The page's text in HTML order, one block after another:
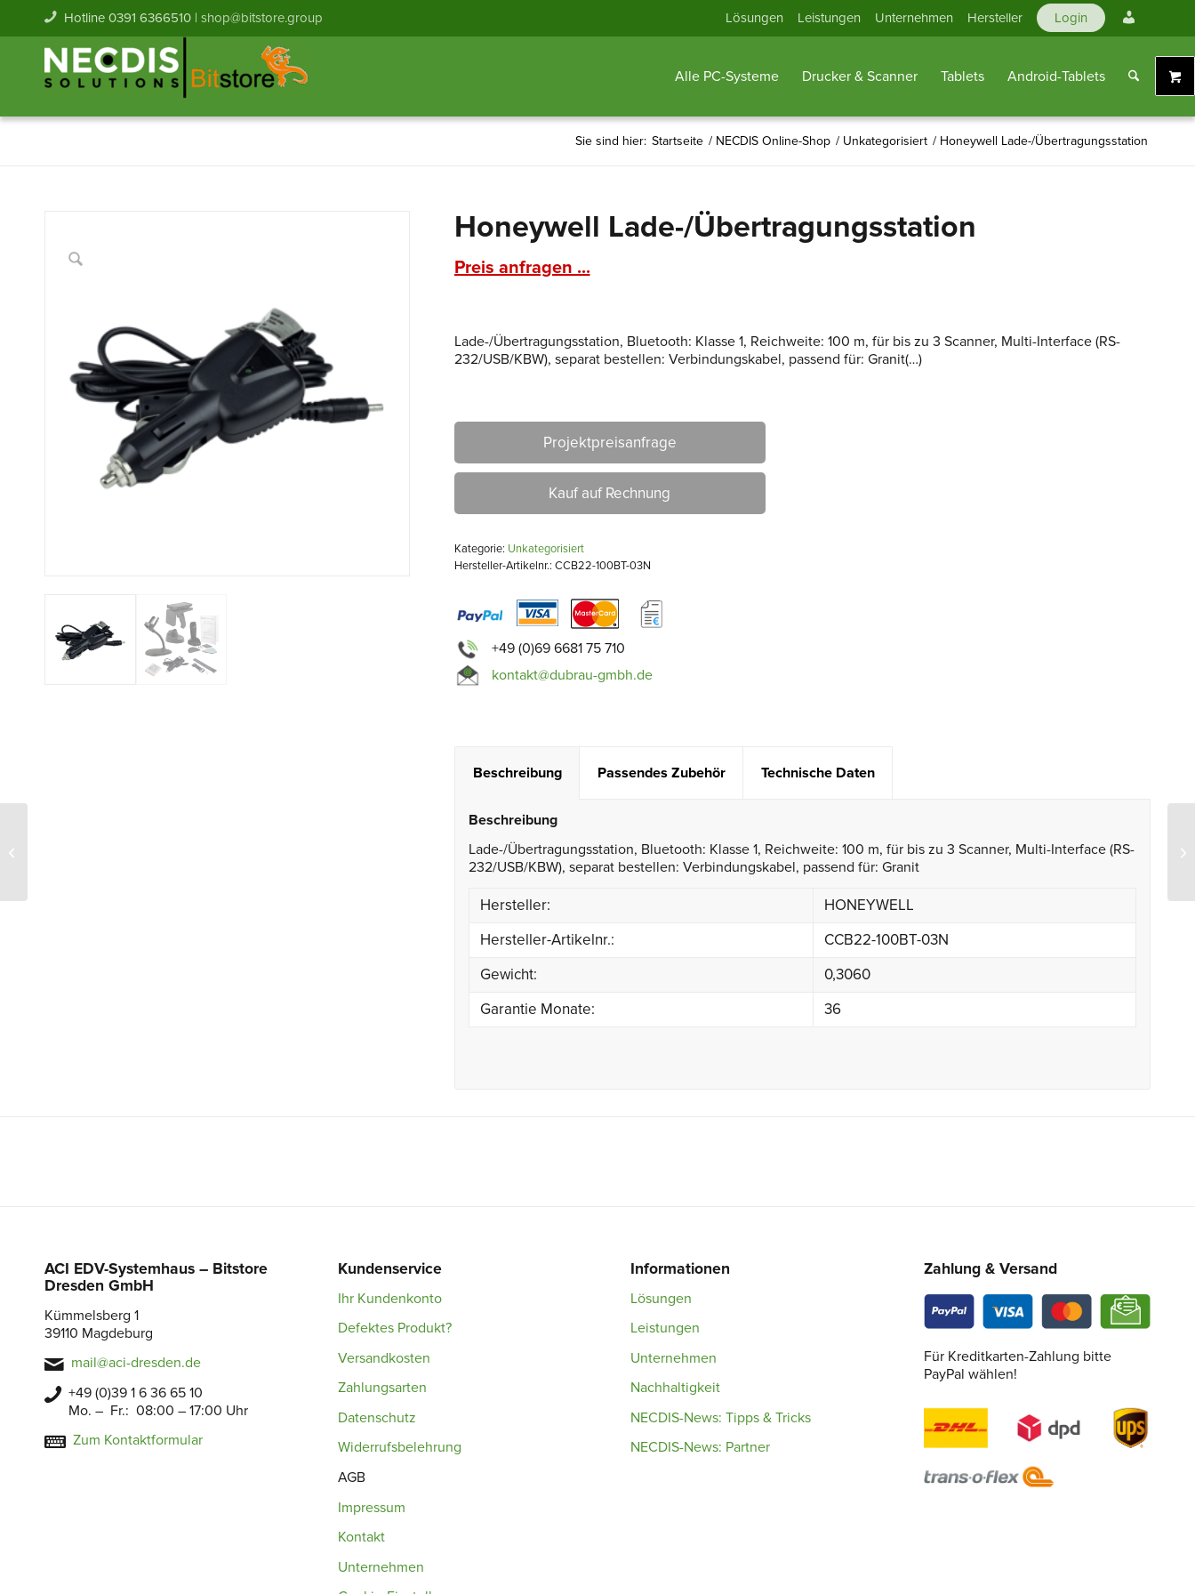
Lösungen Leistungen Unternehmen Hersteller Login
Konto
Hotline 0391 6366510 | shop@bitstore.group
Alle PC-Systeme Drucker & Scanner Tablets Android-Tablets
Sie sind hier: Startseite / NECDIS Online-Shop / Unkategorisiert / Honeywell Lade-/Übertragungsstation
Honeywell Lade-/Übertragungsstation
Preis anfragen ...
Lade-/Übertragungsstation, Bluetooth: Klasse 1, Reichweite: 100 m, für bis zu 3 Scanner, Multi-Interface (RS-
232/USB/KBW), separat bestellen: Verbindungskabel, passend für: Granit(…)
Projektpreisanfrage
Kauf auf Rechnung
Kategorie: Unkategorisiert
Hersteller-Artikelnr.: CCB22-100BT-03N
+49 (0)69 6681 75 710
kontakt@dubrau-gmbh.de
Beschreibung Passendes Zubehör Technische Daten
Beschreibung
Lade-/Übertragungsstation, Bluetooth: Klasse 1, Reichweite: 100 m, für bis zu 3 Scanner, Multi-Interface (RS-
232/USB/KBW), separat bestellen: Verbindungskabel, passend für: Granit
Hersteller:
HONEYWELL
Hersteller-Artikelnr.:
CCB22-100BT-03N
Gewicht:
0,3060
Garantie Monate:
36
ACI EDV-Systemhaus – Bitstore
Dresden GmbH
Kümmelsberg 1
39110 Magdeburg
mail@aci-dresden.de
+49 (0)39 1 6 36 65 10
Mo. – Fr.: 08:00 – 17:00 Uhr
Zum Kontaktformular
Kundenservice
Ihr Kundenkonto
Defektes Produkt?
Versandkosten
Zahlungsarten
Datenschutz
Widerrufsbelehrung
AGB
Impressum
Kontakt
Unternehmen
Informationen
Lösungen
Leistungen
Unternehmen
Nachhaltigkeit
NECDIS-News: Tipps & Tricks
NECDIS-News: Partner
Zahlung & Versand
Für Kreditkarten-Zahlung bitte
PayPal wählen!